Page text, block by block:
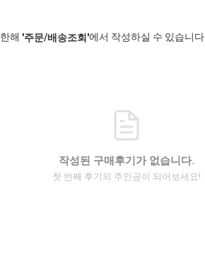
해 '주문/배송조회'에서 작성하실 수 있습니다.
작성된 구매후기가 없습니다.
첫 번째 후기의 주인공이 되어보세요!